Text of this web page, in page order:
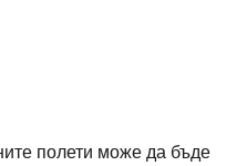
полети може да бъде